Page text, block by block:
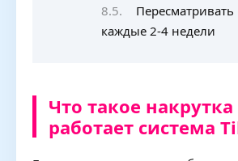
Пересматривать
каждые 2-4 недели
Что такое
работает система